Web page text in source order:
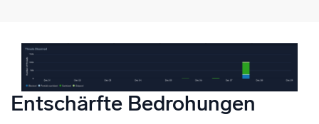
Entschärfte Bedrohungen